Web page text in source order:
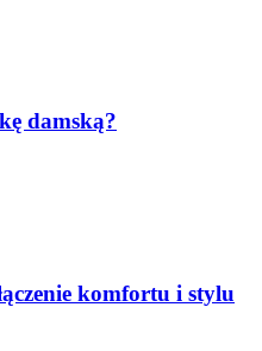
damską?
komfortu i stylu